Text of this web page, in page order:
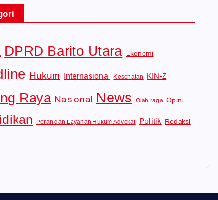
DPRD Barito Utara Ekonomi
Hukum Internasional Kesehatan KIN-Z
Raya Nasional News Olah raga Opini
Peran dan Layanan Hukum Advokat Politik Redaksi